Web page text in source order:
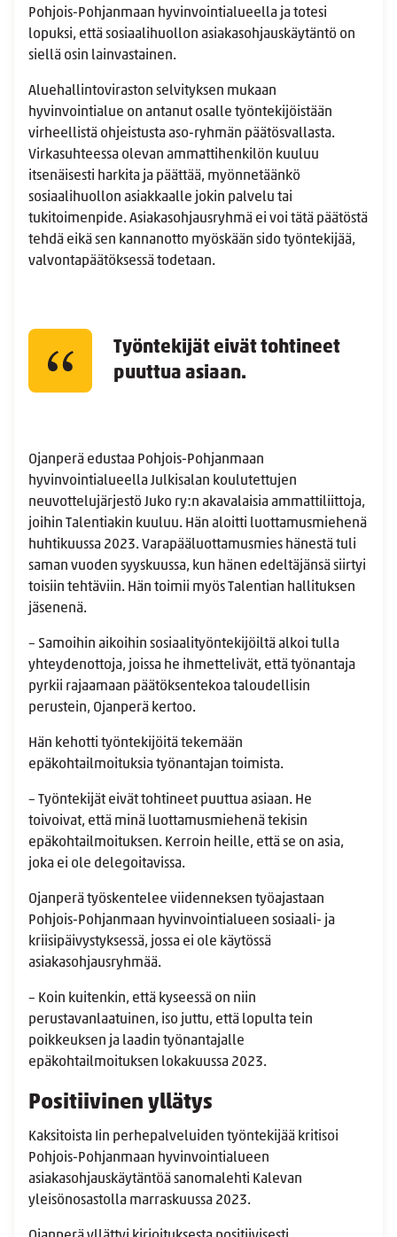
Pohjois-Pohjanmaan hyvinvointialueella ja totesi
lopuksi, että sosiaalihuollon asiakasohjauskäytäntö on
siellä osin lainvastainen.
Aluehallintoviraston selvityksen mukaan
hyvinvointialue on antanut osalle työntekijöistään
virheellistä ohjeistusta aso-ryhmän päätösvallasta.
Virkasuhteessa olevan ammattihenkilön kuuluu
itsenäisesti harkita ja päättää, myönnetäänkö
sosiaalihuollon asiakkaalle jokin palvelu tai
tukitoimenpide. Asiakasohjausryhmä ei voi tätä päätöstä
tehdä eikä sen kannanotto myöskään sido työntekijää,
valvontapäätöksessä todetaan.
Työntekijät eivät tohtineet
puuttua asiaan.
Ojanperä edustaa Pohjois-Pohjanmaan
hyvinvointialueella Julkisalan koulutettujen
neuvottelujärjestö Juko ry:n akavalaisia ammattiliittoja,
joihin Talentiakin kuuluu. Hän aloitti luottamusmiehenä
huhtikuussa 2023. Varapääluottamusmies hänestä tuli
saman vuoden syyskuussa, kun hänen edeltäjänsä siirtyi
toisiin tehtäviin. Hän toimii myös Talentian hallituksen
jäsenenä.
– Samoihin aikoihin sosiaalityöntekijöiltä alkoi tulla
yhteydenottoja, joissa he ihmettelivät, että työnantaja
pyrkii rajaamaan päätöksentekoa taloudellisin
perustein, Ojanperä kertoo.
Hän kehotti työntekijöitä tekemään
epäkohtailmoituksia työnantajan toimista.
– Työntekijät eivät tohtineet puuttua asiaan. He
toivoivat, että minä luottamusmiehenä tekisin
epäkohtailmoituksen. Kerroin heille, että se on asia,
joka ei ole delegoitavissa.
Ojanperä työskentelee viidenneksen työajastaan
Pohjois-Pohjanmaan hyvinvointialueen sosiaali- ja
kriisipäivystyksessä, jossa ei ole käytössä
asiakasohjausryhmää.
– Koin kuitenkin, että kyseessä on niin
perustavanlaatuinen, iso juttu, että lopulta tein
poikkeuksen ja laadin työnantajalle
epäkohtailmoituksen lokakuussa 2023.
Positiivinen yllätys
Kaksitoista Iin perhepalveluiden työntekijää kritisoi
Pohjois-Pohjanmaan hyvinvointialueen
asiakasohjauskäytäntöä sanomalehti Kalevan
yleisönosastolla marraskuussa 2023.